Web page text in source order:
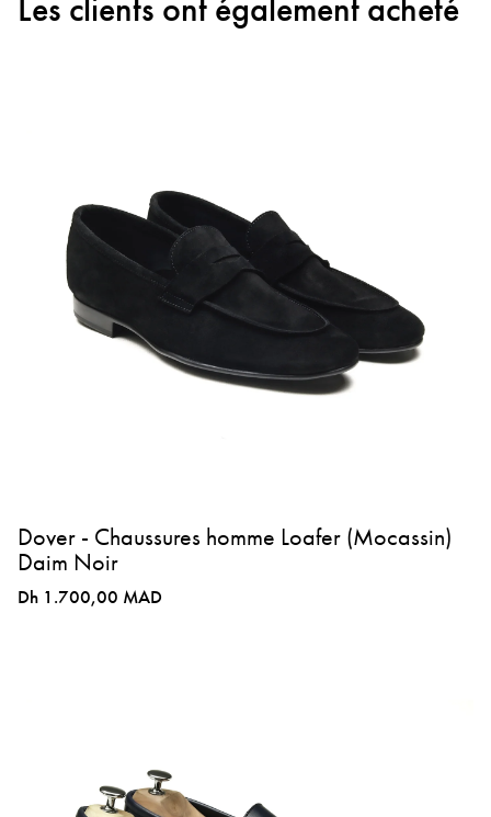
Dover - Chaussures homme Loafer (Mocassin)
Daim Noir
Dh 1.700,00 MAD